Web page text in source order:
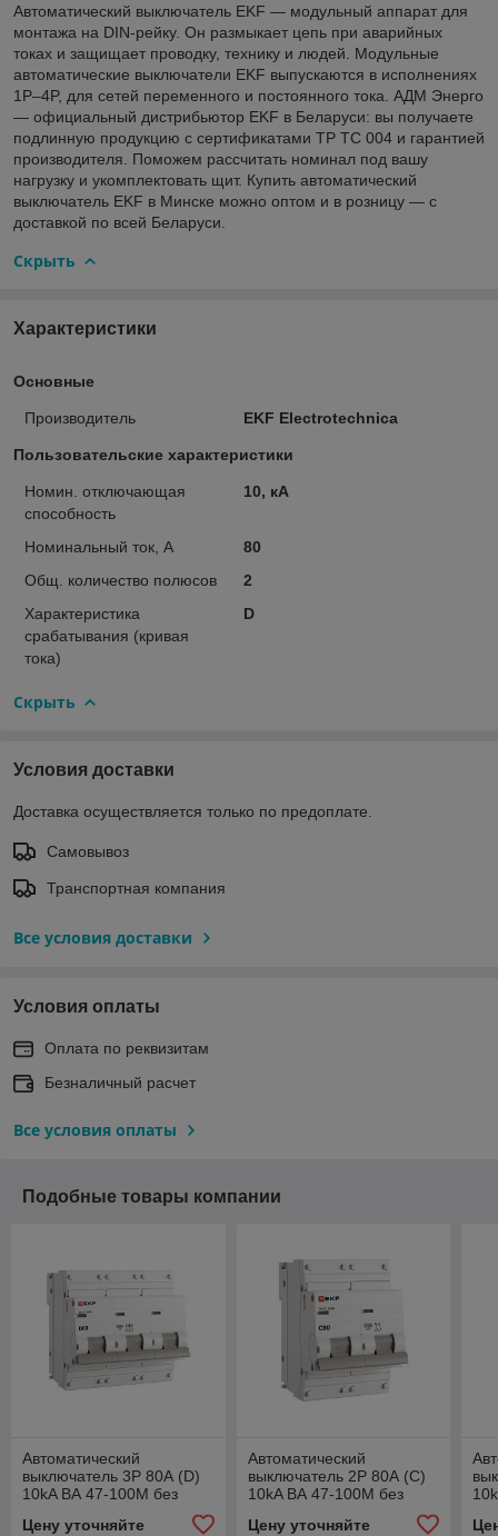
Автоматический выключатель EKF — модульный аппарат для
монтажа на DIN-рейку. Он размыкает цепь при аварийных
токах и защищает проводку, технику и людей. Модульные
автоматические выключатели EKF выпускаются в исполнениях
1P–4P, для сетей переменного и постоянного тока. АДМ Энерго
— официальный дистрибьютор EKF в Беларуси: вы получаете
подлинную продукцию с сертификатами ТР ТС 004 и гарантией
производителя. Поможем рассчитать номинал под вашу
нагрузку и укомплектовать щит. Купить автоматический
выключатель EKF в Минске можно оптом и в розницу — с
доставкой по всей Беларуси.
Скрыть
Характеристики
Основные
Производитель EKF Electrotechnica
Пользовательские характеристики
Номин. отключающая
способность
10, кА
Номинальный ток, А
80
Общ. количество полюсов
2
Характеристика
срабатывания (кривая
тока)
D
Скрыть
Условия доставки
Доставка осуществляется только по предоплате.
Самовывоз
Транспортная компания
Все условия доставки
Условия оплаты
Оплата по реквизитам
Безналичный расчет
Все условия оплаты
Подобные товары компании
Автоматический
выключатель 3P 80А (D)
10kA ВА 47-100M без
теплового расцепителя
EKF PROxima
Цену уточняйте
Автоматический
выключатель 2P 80А (C)
10kA ВА 47-100M без
теплового расцепителя
EKF PROxima
Цену уточняйте